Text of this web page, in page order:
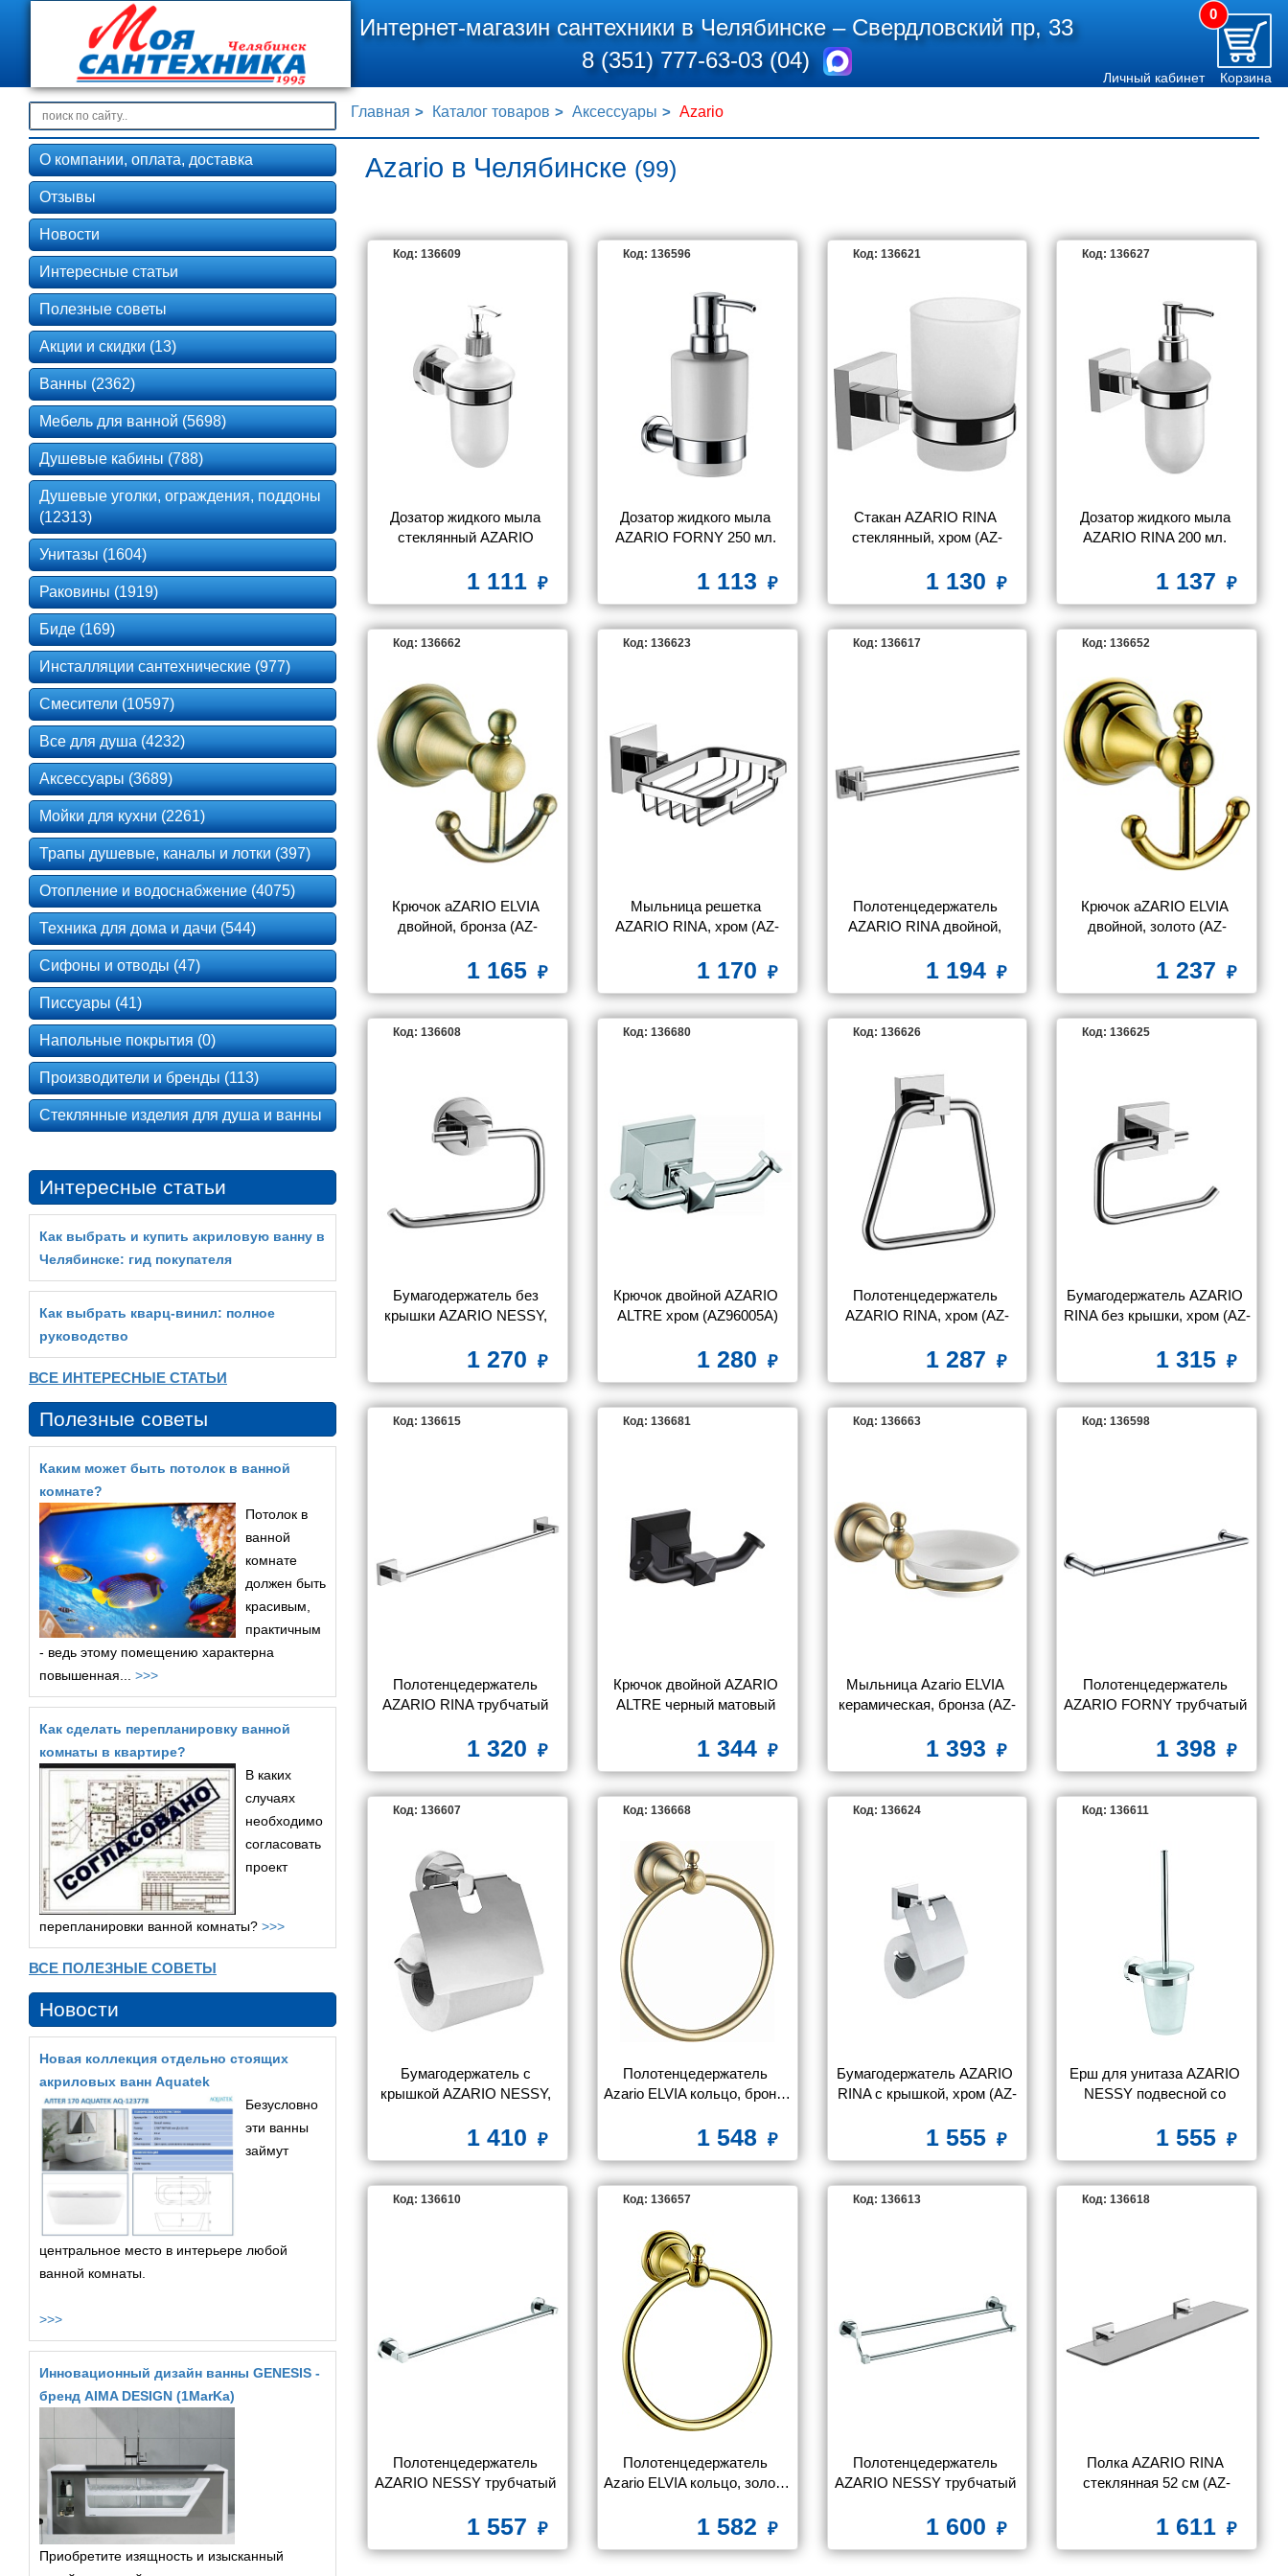
Интернет-магазин сантехники в Челябинске –Свердловский пр, 33
8 (351) 777-63-03 (04)
0
Личный кабинет Корзина
Главная Каталог товаров Аксессуары Azario
Azario в Челябинске (99)
Код: 136609
Дозатор жидкого мыла
стеклянный AZARIO
73112)
1 111
Код: 136596
Дозатор жидкого мыла
AZARIO FORNY 250 мл.
88312)
1 113
Код: 136621
Стакан AZARIO RINA
стеклянный, хром (AZ-
1 130
Код: 136627
Дозатор жидкого мыла
AZARIO RINA 200 мл.
87012)
1 137
Код: 136662
Крючок aZARIO ELVIA
двойной, бронза (AZ-
1 165
Код: 136623
Мыльница решетка
AZARIO RINA, хром (AZ-
1 170
Код: 136617
Полотенцедержатель
AZARIO RINA двойной,
87002A)
1 194
Код: 136652
Крючок aZARIO ELVIA
двойной, золото (AZ-
1 237
Код: 136608
Бумагодержатель без
крышки AZARIO NESSY,
1 270
Код: 136680
Крючок двойной AZARIO
ALTRE хром (AZ96005A)
1 280
Код: 136626
Полотенцедержатель
AZARIO RINA, хром (AZ-
1 287
Код: 136625
Бумагодержатель AZARIO
RINA без крышки, хром (AZ-
1 315
Код: 136615
Полотенцедержатель
AZARIO RINA трубчатый
87001)
1 320
Код: 136681
Крючок двойной AZARIO
ALTRE черный матовый
1 344
Код: 136663
Мыльница Azario ELVIA
керамическая, бронза (AZ-
1 393
Код: 136598
Полотенцедержатель
AZARIO FORNY трубчатый
88301)
1 398
Код: 136607
Бумагодержатель с
крышкой AZARIO NESSY,
1 410
Код: 136668
Полотенцедержатель
Azario ELVIA кольцо, бронза
1 548
Код: 136624
Бумагодержатель AZARIO
RINA с крышкой, хром (AZ-
1 555
Код: 136611
Ерш для унитаза AZARIO
NESSY подвесной со
(AZ-73113)
1 555
Код: 136610
Полотенцедержатель
AZARIO NESSY трубчатый
73101)
1 557
Код: 136657
Полотенцедержатель
Azario ELVIA кольцо, золото
1 582
Код: 136613
Полотенцедержатель
AZARIO NESSY трубчатый
73102)
1 600
Код: 136618
Полка AZARIO RINA
стеклянная 52 см (AZ-
1 611
О компании, оплата, доставка
Отзывы
Новости
Интересные статьи
Полезные советы
Акции и скидки (13)
Ванны (2362)
Мебель для ванной (5698)
Душевые кабины (788)
Душевые уголки, ограждения, поддоны
(12313)
Унитазы (1604)
Раковины (1919)
Биде (169)
Инсталляции сантехнические (977)
Смесители (10597)
Все для душа (4232)
Аксессуары (3689)
Мойки для кухни (2261)
Трапы душевые, каналы и лотки (397)
Отопление и водоснабжение (4075)
Техника для дома и дачи (544)
Сифоны и отводы (47)
Писсуары (41)
Напольные покрытия (0)
Производители и бренды (113)
Стеклянные изделия для душа и ванны
Интересные статьи
Как выбрать и купить акриловую ванну в
Челябинске: гид покупателя
Как выбрать кварц‑винил: полное
руководство
ВСЕ ИНТЕРЕСНЫЕ СТАТЬИ
Полезные советы
Каким может быть потолок в ванной
комнате?
Потолок в
ванной
комнате
должен быть
красивым,
практичным
- ведь этому помещению характерна
повышенная... >>>
Как сделать перепланировку ванной
комнаты в квартире?
В каких
случаях
необходимо
согласовать
проект
перепланировки ванной комнаты? >>>
ВСЕ ПОЛЕЗНЫЕ СОВЕТЫ
Новости
Новая коллекция отдельно стоящих
акриловых ванн Aquatek
Безусловно
эти ванны
займут
центральное место в интерьере любой
ванной комнаты.
>>>
Инновационный дизайн ванны GENESIS -
бренд AIMA DESIGN (1MarKa)
Приобретите изящность и изысканный